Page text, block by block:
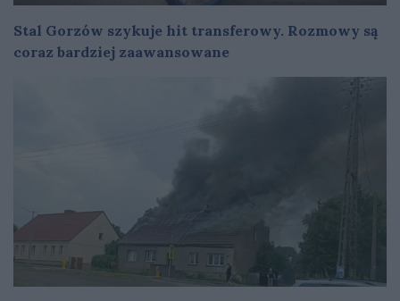
Stal Gorzów szykuje hit transferowy. Rozmowy są
coraz bardziej zaawansowane